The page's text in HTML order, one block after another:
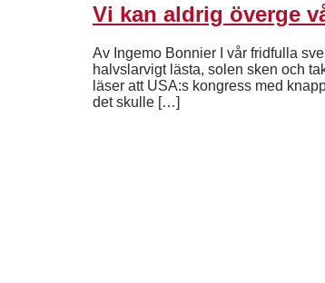
Vi kan aldrig överge
Av Ingemo Bonnier I vår fridfulla
halvslarvigt lästa, solen sken och
läser att USA:s kongress med
det skulle […]